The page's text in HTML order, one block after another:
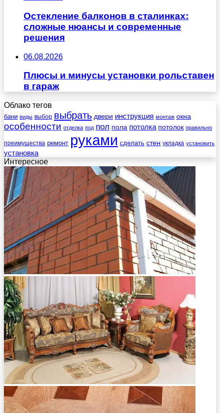
Остекление балконов в сталинках:
сложные нюансы и современные
решения
06.08.2026
Плюсы и минусы установки рольставен
в гараж
Облако тегов
бани виды выбор выбрать двери инструкция монтаж окна
особенности отделка под пол пола потолка потолок правильно
преимущества ремонт руками сделать стен укладка установить
установка
Интересное